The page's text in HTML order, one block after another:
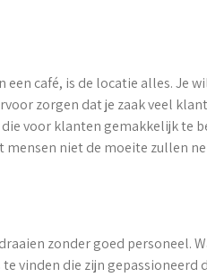
café, is de locatie alles. Je
zorgen dat je zaak veel
voor klanten gemakkelijk te
mensen niet de moeite zullen
zonder goed personeel.
vinden die zijn